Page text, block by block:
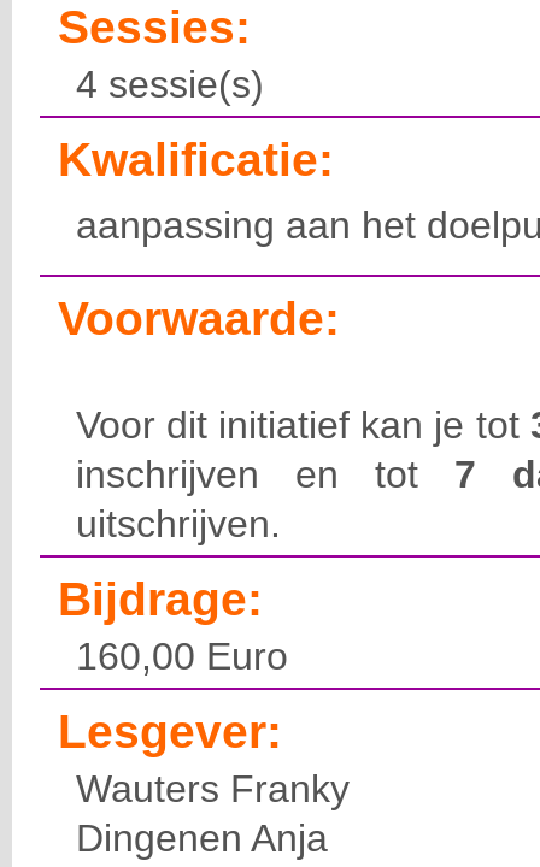
Sessies:
4 sessie(s)
Kwalificatie:
aanpassing aan het
Voorwaarde:
Voor dit initiatief kan je tot
inschrijven en tot 7
uitschrijven.
Bijdrage:
160,00 Euro
Lesgever:
Wauters Franky
Dingenen Anja